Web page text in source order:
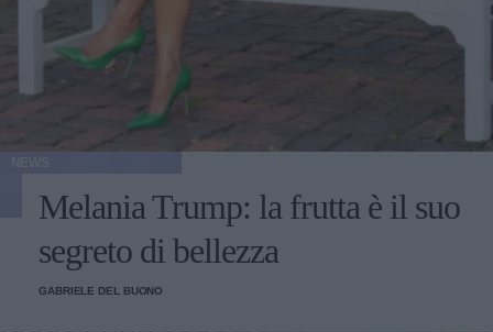
Melania Trump: la frutta è il suo
segreto di bellezza
GABRIELE DEL BUONO